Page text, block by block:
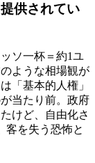
供されてい
ソ一杯＝約1ユ
ような相場観が
「基本的人権」
当たり前。政府
けど、自由化さ
客を失う恐怖と